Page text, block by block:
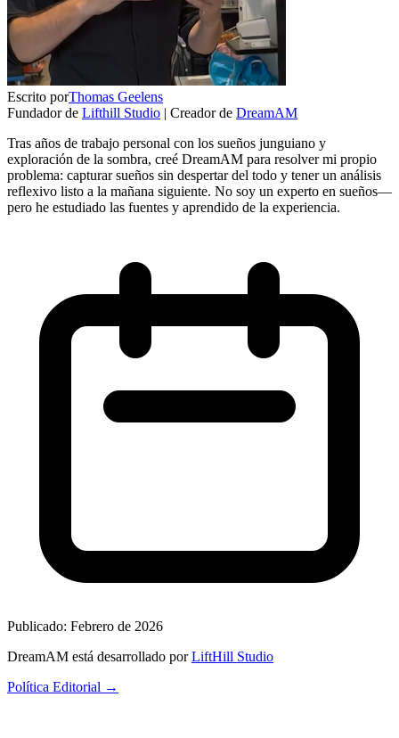
Escrito porThomas Geelens
Fundador de Lifthill Studio | Creador de DreamAM
Tras años de trabajo personal con los sueños junguiano y
exploración de la sombra, creé DreamAM para resolver mi propio
problema: capturar sueños sin despertar del todo y tener un análisis
reflexivo listo a la mañana siguiente. No soy un experto en sueños—
pero he estudiado las fuentes y aprendido de la experiencia.
Publicado: Febrero de 2026
DreamAM está desarrollado por LiftHill Studio
Política Editorial →